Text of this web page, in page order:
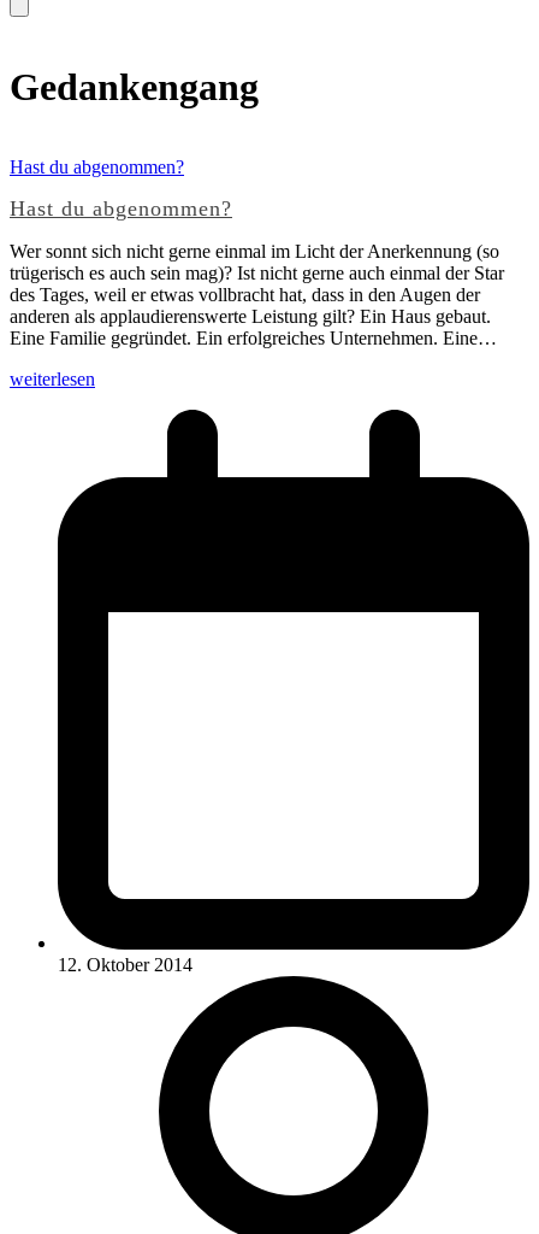
Suche
Gedankengang
Hast du abgenommen?
Hast du abgenommen?
Wer sonnt sich nicht gerne einmal im Licht der Anerkennung (so
trügerisch es auch sein mag)? Ist nicht gerne auch einmal der Star
des Tages, weil er etwas vollbracht hat, dass in den Augen der
anderen als applaudierenswerte Leistung gilt? Ein Haus gebaut.
Eine Familie gegründet. Ein erfolgreiches Unternehmen. Eine…
weiterlesen
12. Oktober 2014